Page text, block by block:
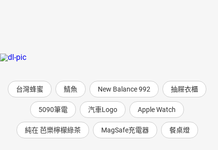
台灣蜂蜜 鯖魚 New Balance 992 抽屜衣櫃
5090筆電 汽車Logo Apple Watch
純在 芭樂檸檬綠茶 MagSafe充電器 餐桌燈